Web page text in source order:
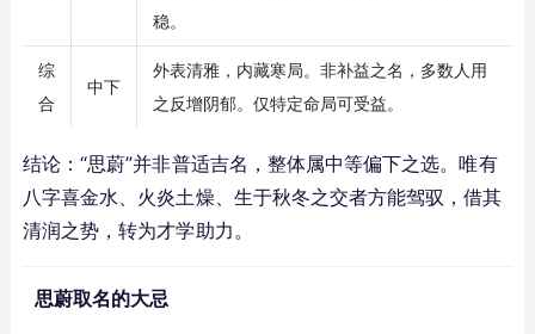
稳。
综
合
中下
外表清雅，内藏寒局。非补益之名，多数人用
之反增阴郁。仅特定命局可受益。
结论：“思蔚”并非普适吉名，整体属中等偏下之选。唯有
八字喜金水、火炎土燥、生于秋冬之交者方能驾驭，借其
清润之势，转为才学助力。
思蔚取名的大忌